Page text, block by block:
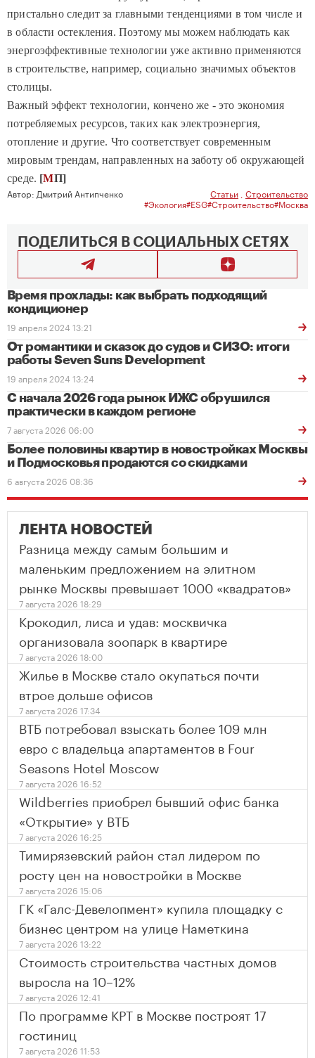
пристально следит за главными тенденциями в том числе и
в области остекления. Поэтому мы можем наблюдать как
энергоэффективные технологии уже активно применяются
в строительстве, например, социально значимых объектов
столицы.
Важный эффект технологии, кончено же - это экономия
потребляемых ресурсов, таких как электроэнергия,
отопление и другие. Что соответствует современным
мировым трендам, направленных на заботу об окружающей
среде. [МП]
Автор: Дмитрий Антипченко Статьи Строительство
#Экология#ESG#Строительство#Москва
ПОДЕЛИТЬСЯ В СОЦИАЛЬНЫХ СЕТЯХ
Время прохлады: как выбрать подходящий
кондиционер
19 апреля 2024 13:21
От романтики и сказок до судов и СИЗО: итоги
работы Seven Suns Development
19 апреля 2024 13:24
С начала 2026 года рынок ИЖС обрушился
практически в каждом регионе
7 августа 2026 06:00
Более половины квартир в новостройках Москвы
и Подмосковья продаются со скидками
6 августа 2026 08:36
ЛЕНТА НОВОСТЕЙ
Разница между самым большим и
маленьким предложением на элитном
рынке Москвы превышает 1000 «квадратов»
7 августа 2026 18:29
Крокодил, лиса и удав: москвичка
организовала зоопарк в квартире
7 августа 2026 18:00
Жилье в Москве стало окупаться почти
втрое дольше офисов
7 августа 2026 17:34
ВТБ потребовал взыскать более 109 млн
евро с владельца апартаментов в Four
Seasons Hotel Moscow
7 августа 2026 16:52
Wildberries приобрел бывший офис банка
«Открытие» у ВТБ
7 августа 2026 16:25
Тимирязевский район стал лидером по
росту цен на новостройки в Москве
7 августа 2026 15:06
ГК «Галс-Девелопмент» купила площадку с
бизнес центром на улице Наметкина
7 августа 2026 13:22
Стоимость строительства частных домов
выросла на 10–12%
7 августа 2026 12:41
По программе КРТ в Москве построят 17
гостиниц
7 августа 2026 11:53